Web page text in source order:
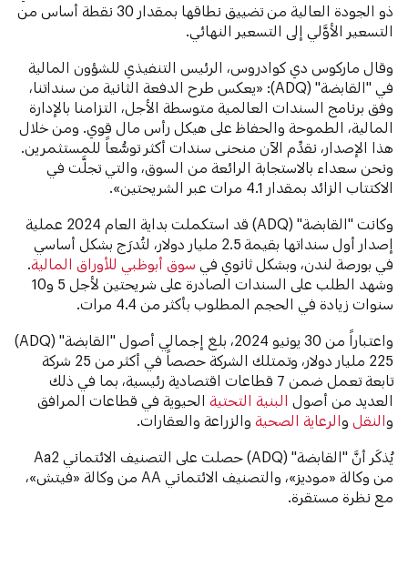
ذو الجودة العالية من تضييق نطاقها بمقدار 30 نقطة أساس من
التسعير الأوَّلي إلى التسعير النهائي.
وقال ماركوس دي كوادروس، الرئيس التنفيذي للشؤون المالية
في "القابضة" (ADQ): «يعكس طرح الدفعة الثانية من سنداتنا،
وفق برنامج السندات العالمية متوسطة الأجل، التزامنا بالإدارة
المالية، الطموحة والحفاظ على هيكل رأس مال قوي. ومن خلال
هذا الإصدار، نقدِّم الآن منحنى سندات أكثر توسُّعاً للمستثمرين.
ونحن سعداء بالاستجابة الرائعة من السوق، والتي تجلَّت في
الاكتتاب الزائد بمقدار 4.1 مرات عبر الشريحتين».
وكانت "القابضة" (ADQ) قد استكملت بداية العام 2024 عملية
إصدار أول سنداتها بقيمة 2.5 مليار دولار، لتُدرَج بشكل أساسي
في بورصة لندن، وبشكل ثانوي في سوق أبوظبي للأوراق المالية.
وشهد الطلب على السندات الصادرة على شريحتين لأجل 5 و10
سنوات زيادة في الحجم المطلوب بأكثر من 4.4 مرات.
واعتباراً من 30 يونيو 2024، بلغ إجمالي أصول "القابضة" (ADQ)
225 مليار دولار، وتمتلك الشركة حصصاً في أكثر من 25 شركة
تابعة تعمل ضمن 7 قطاعات اقتصادية رئيسية، بما في ذلك
العديد من أصول البنية التحتيةالحيوية في قطاعات المرافق
والنقل والرعاية الصحيةوالزراعة والعقارات.
يُذكَر أنَّ "القابضة" (ADQ) حصلت على التصنيف الائتماني Aa2
من وكالة «موديز»، والتصنيف الائتماني AA من وكالة «فيتش»،
مع نظرة مستقرة.